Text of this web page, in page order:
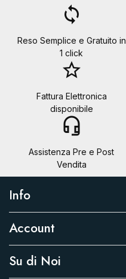
loop
Reso Semplice e Gratuito in
1 click
star_border
Fattura Elettronica
disponibile
headset_mic
Assistenza Pre e Post
Vendita
Info
Account
Su di Noi